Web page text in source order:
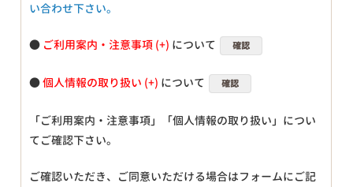
い合わせ下さい。
● ご利用案内・注意事項 について 確認
●個人情報の取り扱い について 確認
「ご利用案内・注意事項」「個人情報の取り扱い」につい
てご確認下さい。
ご確認いただき、ご同意いただける場合はフォームにご記